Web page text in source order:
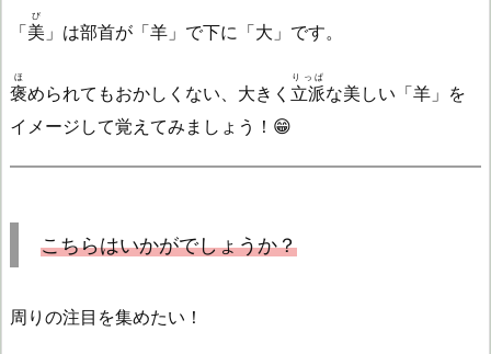
「美
び
」は部首が「羊」で下に「大」です。
褒
ほ
められてもおかしくない、大きく 立派
りっぱ
な美しい「羊」を
イメージして覚えてみましょう！😁
こちらはいかがでしょうか？
周りの注目を集めたい！